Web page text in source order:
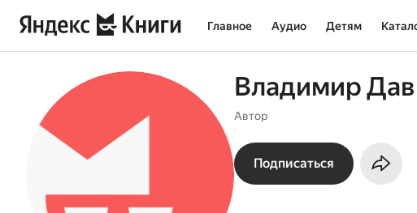
Главное Аудио Детям
Владимир
Автор
Подписаться